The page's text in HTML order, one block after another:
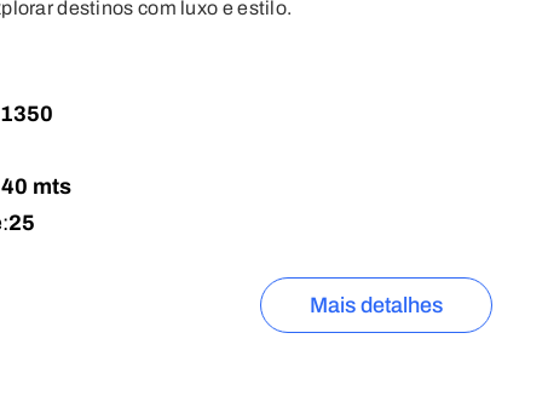
destinos com luxo e estilo.
1350
mts
25
Mais detalhes